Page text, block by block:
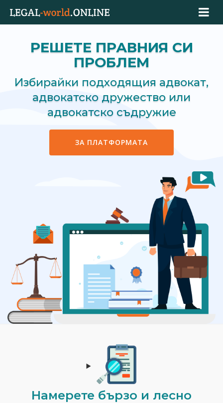
РЕШЕТЕ ПРАВНИЯ СИ
ПРОБЛЕМ
Избирайки подходящия адвокат,
адвокатско дружество или
адвокатско съдружие
ЗА ПЛАТФОРМАТА
Намерете бързо и лесно